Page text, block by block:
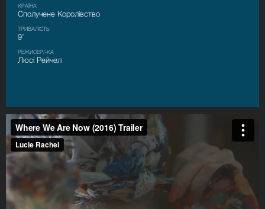
КРАЇНА
Сполучене Королівство
ТРИВАЛІСТЬ
9’
РЕЖИСЕР/-КА
Люсі Рейчел